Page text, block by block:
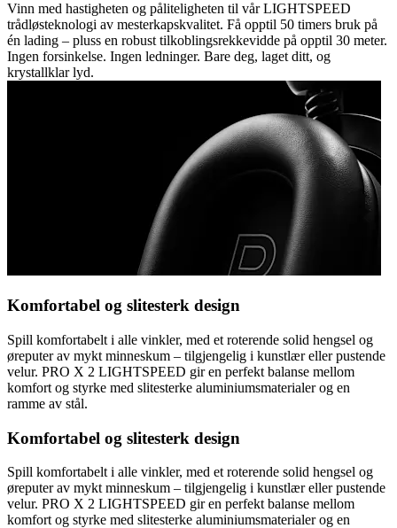
Vinn med hastigheten og påliteligheten til vår LIGHTSPEED
trådløsteknologi av mesterkapskvalitet. Få opptil 50 timers bruk på
én lading – pluss en robust tilkoblingsrekkevidde på opptil 30 meter.
Ingen forsinkelse. Ingen ledninger. Bare deg, laget ditt, og
krystallklar lyd.
Komfortabel og slitesterk design
Spill komfortabelt i alle vinkler, med et roterende solid hengsel og
øreputer av mykt minneskum – tilgjengelig i kunstlær eller pustende
velur. PRO X 2 LIGHTSPEED gir en perfekt balanse mellom
komfort og styrke med slitesterke aluminiumsmaterialer og en
ramme av stål.
Komfortabel og slitesterk design
Spill komfortabelt i alle vinkler, med et roterende solid hengsel og
øreputer av mykt minneskum – tilgjengelig i kunstlær eller pustende
velur. PRO X 2 LIGHTSPEED gir en perfekt balanse mellom
komfort og styrke med slitesterke aluminiumsmaterialer og en